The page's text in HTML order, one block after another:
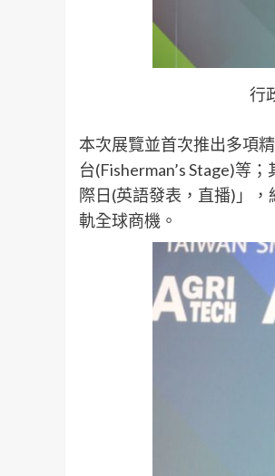
行
本次展覽並首次推出多項
台(Fisherman’s Stage)等
際日(英語發表，直播)」
軌全球商機。